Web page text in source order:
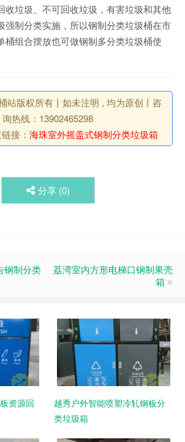
收垃圾、不可回收垃圾，有害垃圾和其他
强制分类实施，所以钢制分类垃圾桶在市
桶组合摆放也可做钢制多分类垃圾桶使
站版权所有丨如未注明 , 均为原创丨咨
询热线：13902465298
接： 海珠室外摇盖式钢制分类垃圾箱
分享 (0)
钢制分类
荔湾室内方形电梯口钢制果壳
箱
资源回
越秀户外智能喷塑冷轧钢板分
类垃圾箱